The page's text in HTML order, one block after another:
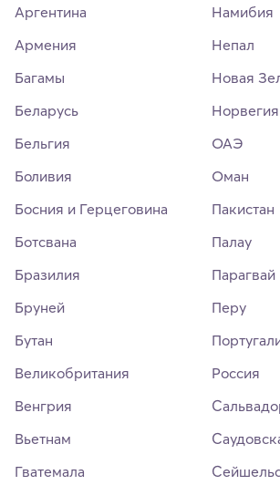
Аргентина
Армения
Багамы
Беларусь
Бельгия
Боливия
Босния и Герцеговина
Ботсвана
Бразилия
Бруней
Бутан
Великобритания
Венгрия
Вьетнам
Гватемала
Намибия
Непал
Новая
Норвегия
ОАЭ
Оман
Пакистан
Палау
Парагвай
Перу
Россия